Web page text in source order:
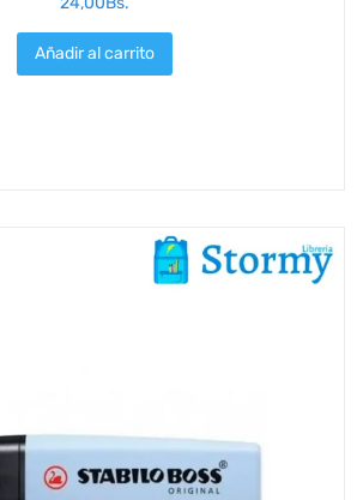
Añadir al carrito